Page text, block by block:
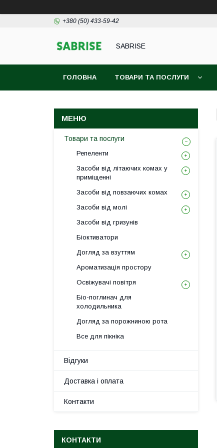
+380 (50) 433-59-42
SABRISE
ГОЛОВНА ТОВАРИ ТА ПОСЛУГИ
Товари та послуги
Репеленти
Засоби від літаючих комах у
приміщенні
Засоби від повзаючих комах
Засоби від молі
Засоби від гризунів
Біоктиватори
Догляд за взуттям
Ароматизація простору
Освіжувачі повітря
Біо-поглинач для
холодильника
Догляд за порожниною рота
Все для пікніка
Відгуки
Доставка і оплата
Контакти
КОНТАКТИ